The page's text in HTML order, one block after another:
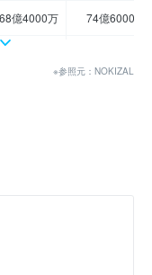
68億4000万 74億6000万
5.48 5.92
※参照元：NOKIZAL